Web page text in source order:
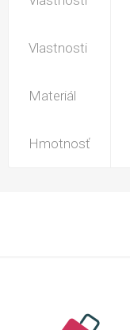
Vlastnosti
Materiál
Hmotnosť